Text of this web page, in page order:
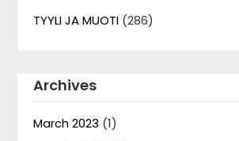
TYYLI JA MUOTI (286)
Archives
March 2023 (1)